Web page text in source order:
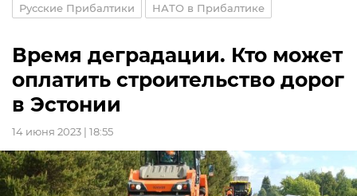
Русские Прибалтики НАТО в Прибалтике
Время деградации. Кто может
оплатить строительство дорог
в Эстонии
14 июня 2023 | 18:55